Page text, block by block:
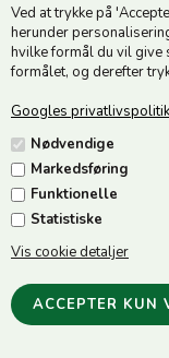
Ved at trykke på
herunder
hvilke formål du vil give
formålet, og derefter
Googles privatlivspolitik
Nødvendige
Markedsføring
Funktionelle
Statistiske
Vis cookie detaljer
299,00
OneK Defender
- Chamude - Sort
2.899,00 DKK